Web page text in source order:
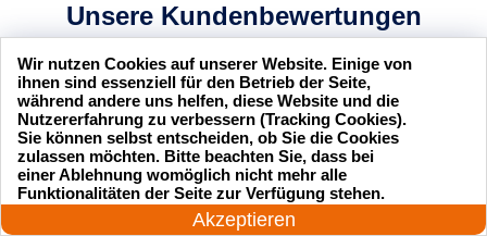
Unsere Kundenbewertungen
Service
und professionell.
zufrieden mit ihrer
Ich hatte mich ausgesperrt und
der Schlüsseldienst Service
hat mir innerhalb von 15
Minuten geholfen. Sehr
24 Stunden am Tag
Akzeptieren
Wir nutzen Cookies auf unserer Website. Einige von
ihnen sind essenziell für den Betrieb der Seite,
während andere uns helfen, diese Website und die
Nutzererfahrung zu verbessern (Tracking Cookies).
Sie können selbst entscheiden, ob Sie die Cookies
zulassen möchten. Bitte beachten Sie, dass bei
einer Ablehnung womöglich nicht mehr alle
Funktionalitäten der Seite zur Verfügung stehen.